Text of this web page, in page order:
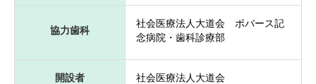
協力歯科
社会医療法人大道会 ボバース記
念病院・歯科診療部
開設者 社会医療法人大道会